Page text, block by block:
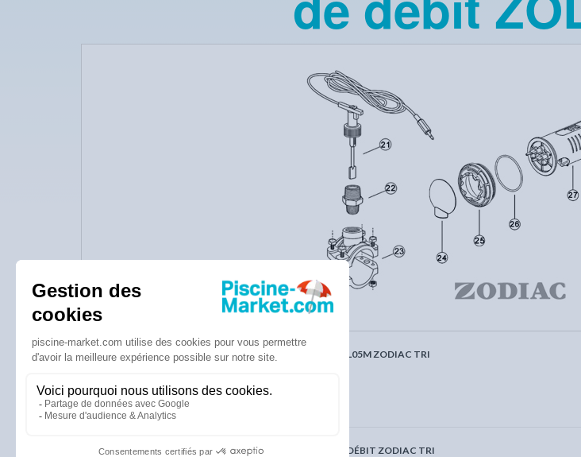
DÉTECTEUR DE DÉBIT SIKA VKL05M ZODIAC TRI
Expédié sous 4 à 10 jours
ADAPTATEUR DÉTECTEUR DE DÉBIT ZODIAC TRI